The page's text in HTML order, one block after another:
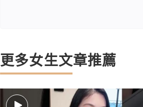
更多女生文章推薦